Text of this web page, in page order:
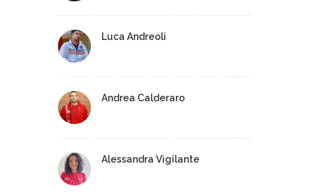
Luca Andreoli
Andrea Calderaro
Alessandra Vigilante